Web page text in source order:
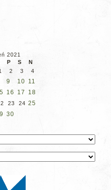
2021
P S
N
2 3
4
9 10 11
16 17
18
23 24 25
30